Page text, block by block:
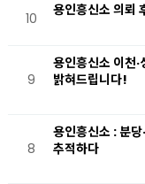
10
용인흥신소 의뢰
9
용인흥신소 이천
밝혀드립니다!
8
용인흥신소 : 분
추적하다